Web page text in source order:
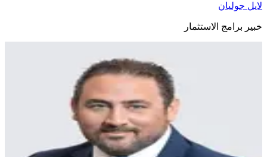
لايل جوليان
خبير برامج الاستثمار